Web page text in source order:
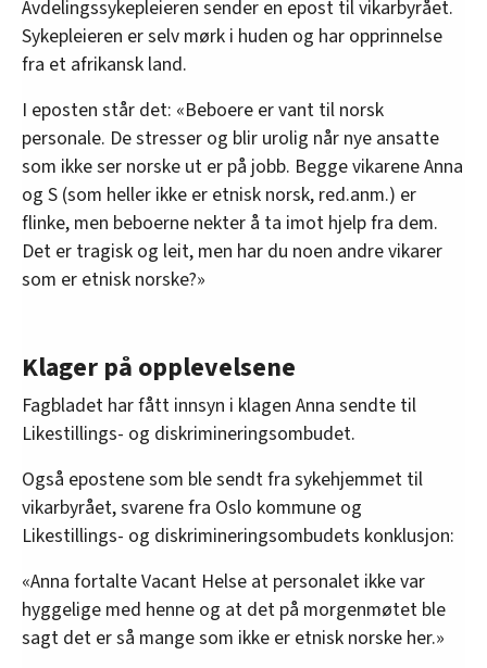
Avdelingssykepleieren sender en epost til vikarbyrået.
Sykepleieren er selv mørk i huden og har opprinnelse
fra et afrikansk land.
I eposten står det: «Beboere er vant til norsk
personale. De stresser og blir urolig når nye ansatte
som ikke ser norske ut er på jobb. Begge vikarene Anna
og S (som heller ikke er etnisk norsk, red.anm.) er
flinke, men beboerne nekter å ta imot hjelp fra dem.
Det er tragisk og leit, men har du noen andre vikarer
som er etnisk norske?»
Klager på opplevelsene
Fagbladet har fått innsyn i klagen Anna sendte til
Likestillings- og diskrimineringsombudet.
Også epostene som ble sendt fra sykehjemmet til
vikarbyrået, svarene fra Oslo kommune og
Likestillings- og diskrimineringsombudets konklusjon:
«Anna fortalte Vacant Helse at personalet ikke var
hyggelige med henne og at det på morgenmøtet ble
sagt det er så mange som ikke er etnisk norske her.»